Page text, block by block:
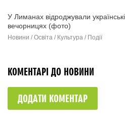
У Лиманах відроджували
вечорницях (фото)
Новини / Освіта / Культура / Події
КОМЕНТАРІ ДО НОВИНИ
ДОДАТИ КОМЕНТАР